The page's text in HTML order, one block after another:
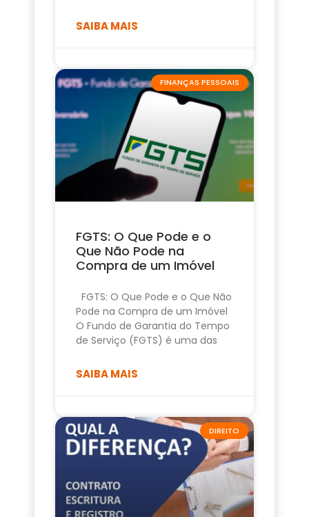
SAIBA MAIS
FINANÇAS PESSOAIS
FGTS: O Que Pode e o
Que Não Pode na
Compra de um Imóvel
FGTS: O Que Pode e o Que Não
Pode na Compra de um Imóvel
O Fundo de Garantia do Tempo
de Serviço (FGTS) é uma das
SAIBA MAIS
DIREITO